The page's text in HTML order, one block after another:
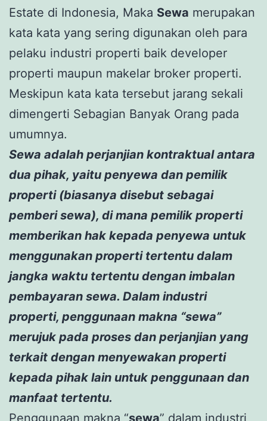
Estate di Indonesia, Maka Sewa merupakan
kata kata yang sering digunakan oleh para
pelaku industri properti baik developer
properti maupun makelar broker properti.
Meskipun kata kata tersebut jarang sekali
dimengerti Sebagian Banyak Orang pada
umumnya.
Sewa adalah perjanjian kontraktual antara
dua pihak, yaitu penyewa dan pemilik
properti (biasanya disebut sebagai
pemberi sewa), di mana pemilik properti
memberikan hak kepada penyewa untuk
menggunakan properti tertentu dalam
jangka waktu tertentu dengan imbalan
pembayaran sewa. Dalam industri
properti, penggunaan makna “sewa”
merujuk pada proses dan perjanjian yang
terkait dengan menyewakan properti
kepada pihak lain untuk penggunaan dan
manfaat tertentu.
Penggunaan makna “sewa” dalam industri